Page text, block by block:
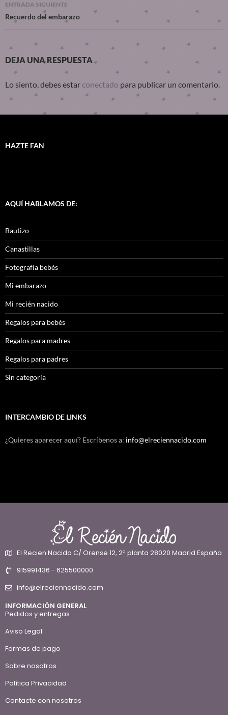
ENTRADA SIGUIENTE
Recuerdo del embarazo
DEJA UNA RESPUESTA
Lo siento, debes estar conectado para publicar un comentario.
HAZTE FAN
AQUÍ HABLAMOS DE:
Bautizo
Canastillas
Fotografía bebés
Mi embarazo
Mi recién nacido
Regalos para bebés
Regalos para madres
Regalos para padres
Sin categoría
INTERCAMBIO DE LINKS
¿Quieres aparecer aquí? Escríbenos a: info@elreciennacido.com
El Recien Nacido C/ Orense 12, 2ª planta 28020 Madrid España
915991436 - 625500000
info@elreciennacido.com
INFORMACIÓN GENERAL
Pedidos y entregas
Aviso Legal
Formas de pago
Sobre nosotros
Política Privacidad
Contacte con nosotros